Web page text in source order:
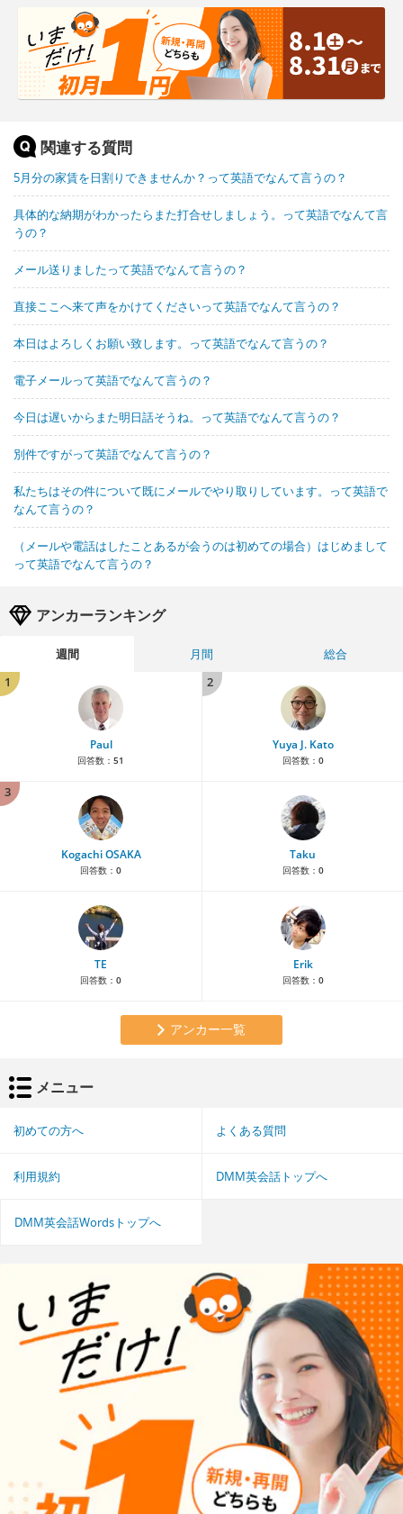
関連する質問
5月分の家賃を日割りできませんか？って英語でなんて言うの？
具体的な納期がわかったらまた打合せしましょう。って英語でなんて言
うの？
メール送りましたって英語でなんて言うの？
直接ここへ来て声をかけてくださいって英語でなんて言うの？
本日はよろしくお願い致します。って英語でなんて言うの？
電子メールって英語でなんて言うの？
今日は遅いからまた明日話そうね。って英語でなんて言うの？
別件ですがって英語でなんて言うの？
私たちはその件について既にメールでやり取りしています。って英語で
なんて言うの？
（メールや電話はしたことあるが会うのは初めての場合）はじめまして
って英語でなんて言うの？
アンカーランキング
週間 月間
総合
1
Paul
回答数： 51
2
Yuya J. Kato
回答数： 0
3
Kogachi OSAKA
回答数： 0
Taku
回答数： 0
TE
回答数： 0
Erik
回答数： 0
アンカー一覧
メニュー
初めての方へ よくある質問
利用規約 DMM英会話トップへ
DMM英会話Wordsトップへ